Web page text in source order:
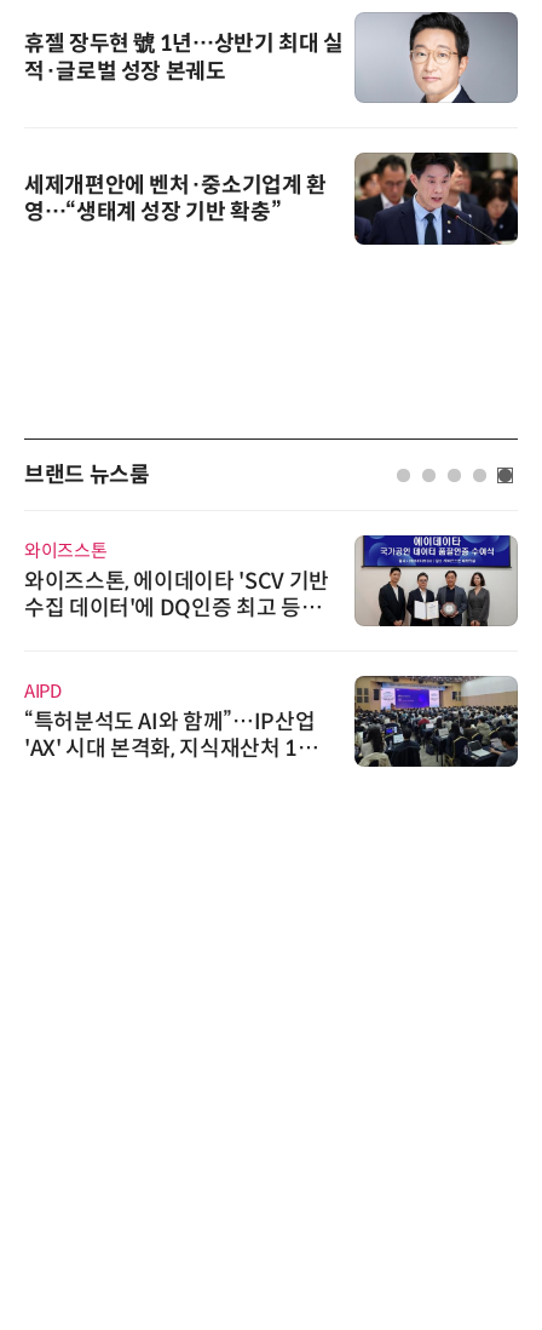
휴젤 장두현 號 1년…상반기 최대 실
적·글로벌 성장 본궤도
세제개편안에 벤처·중소기업계 환
영…“생태계 성장 기반 확충”
브랜드 뉴스룸
와이즈스톤
와이즈스톤, 에이데이타 'SCV 기반
수집 데이터'에 DQ인증 최고 등급
AIPD
“특허분석도 AI와 함께”…IP산업
'AX' 시대 본격화, 지식재산처 1호